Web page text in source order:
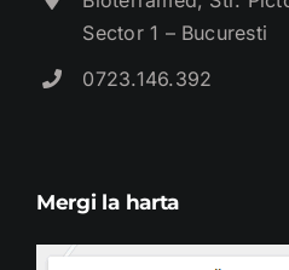
Sector 1 – Bucuresti
0723.146.392
Mergi la harta